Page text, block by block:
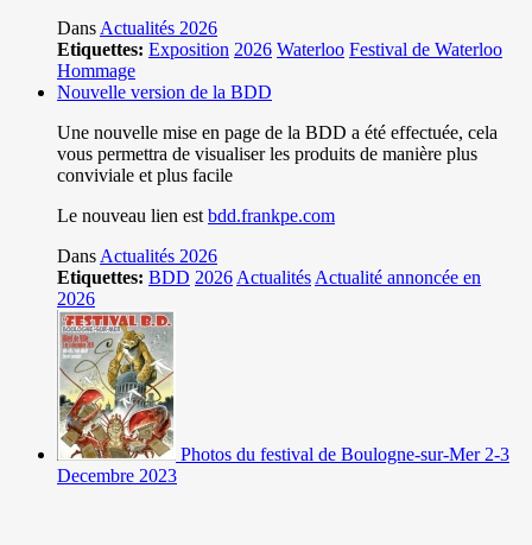
Dans Actualités 2026
Etiquettes: Exposition 2026 Waterloo Festival de Waterloo
Hommage
Nouvelle version de la BDD
Une nouvelle mise en page de la BDD a été effectuée, cela
vous permettra de visualiser les produits de manière plus
conviviale et plus facile
Le nouveau lien est bdd.frankpe.com
Dans Actualités 2026
Etiquettes: BDD 2026 Actualités Actualité annoncée en
2026
Photos du festival de Boulogne-sur-Mer 2-3
Decembre 2023